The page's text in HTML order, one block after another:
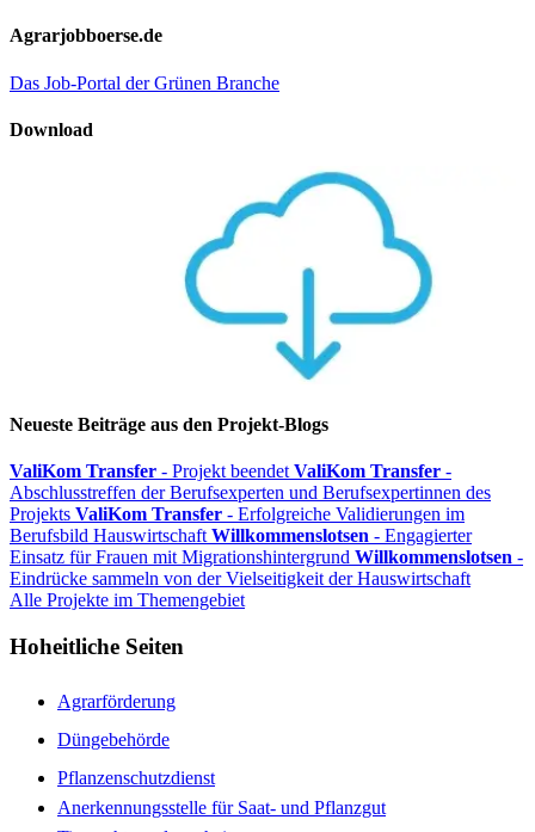
Agrarjobboerse.de
Das Job-Portal der Grünen Branche
Download
Neueste Beiträge aus den Projekt-Blogs
ValiKom Transfer - Projekt beendet ValiKom Transfer -
Abschlusstreffen der Berufsexperten und Berufsexpertinnen des
Projekts ValiKom Transfer - Erfolgreiche Validierungen im
Berufsbild Hauswirtschaft Willkommenslotsen - Engagierter
Einsatz für Frauen mit Migrationshintergrund Willkommenslotsen -
Eindrücke sammeln von der Vielseitigkeit der Hauswirtschaft
Alle Projekte im Themengebiet
Hoheitliche Seiten
Agrarförderung
Düngebehörde
Pflanzenschutzdienst
Anerkennungsstelle für Saat- und Pflanzgut